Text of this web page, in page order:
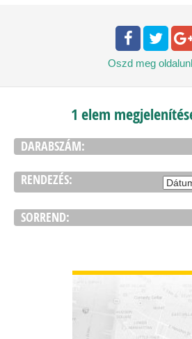
Oszd meg
1 elem
DARABSZÁM:
RENDEZÉS:
SORREND: